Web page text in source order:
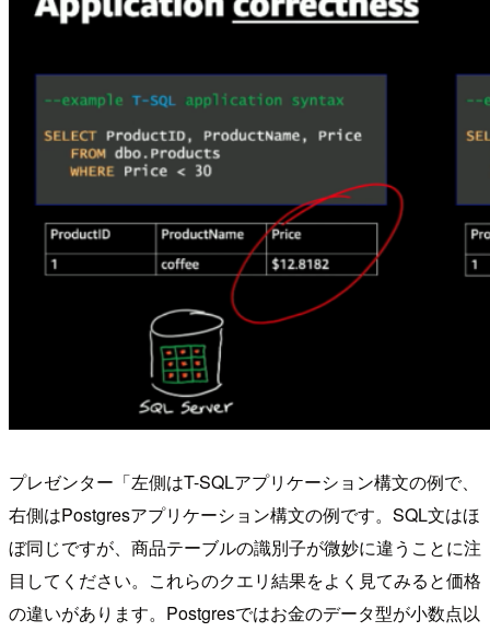
プレゼンター「左側はT-SQLアプリケーション構文の例で、
右側はPostgresアプリケーション構文の例です。SQL文はほ
ぼ同じですが、商品テーブルの識別子が微妙に違うことに注
目してください。これらのクエリ結果をよく見てみると価格
の違いがあります。Postgresではお金のデータ型が小数点以